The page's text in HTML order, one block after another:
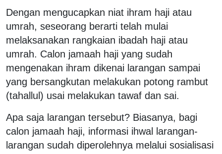
Dengan mengucapkan niat ihram haji atau
umrah, seseorang berarti telah mulai
melaksanakan rangkaian ibadah haji atau
umrah. Calon jamaah haji yang sudah
mengenakan ihram dikenai larangan sampai
yang bersangkutan melakukan potong rambut
(tahallul) usai melakukan tawaf dan sai.
Apa saja larangan tersebut? Biasanya, bagi
calon jamaah haji, informasi ihwal larangan-
larangan sudah diperolehnya melalui sosialisasi